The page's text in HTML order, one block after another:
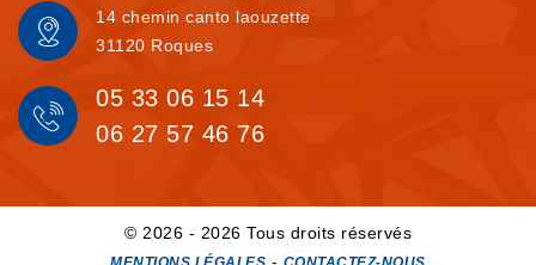
14 chemin canto laouzette
31120 Roques
05 33 06 15 14
06 27 57 46 76
© 2026 - 2026 Tous droits réservés